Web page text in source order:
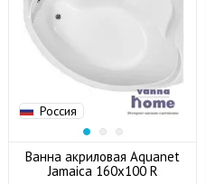
Россия
Ванна акриловая Aquanet
Jamaica 160x100 R